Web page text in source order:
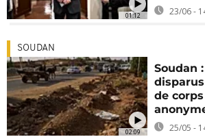
01:12 23/06 -
02:09
SOUDAN
Soudan
de
25/05 -